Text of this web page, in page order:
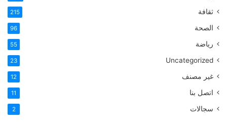
ثقافة 215
الصحة 96
رياضة 55
Uncategorized
23
غير مصنف 12
اتصل بنا 11
سجالات 2